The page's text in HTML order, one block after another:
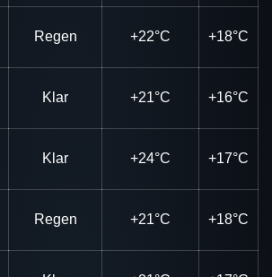
Regen +22°C +18°C
Klar +21°C +16°C
Klar +24°C +17°C
Regen +21°C +18°C